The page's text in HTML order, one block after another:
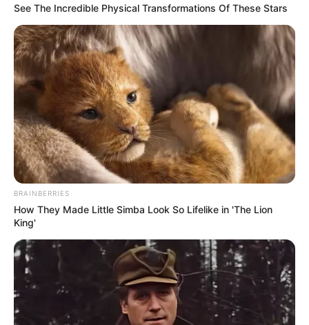
TAGS
ΕΥΒΟΙΑ
ΠΛΑΣΜΑ
See The Incredible Physical Transformations Of These Stars
BRAINBERRIES
How They Made Little Simba Look So Lifelike in 'The Lion
King'